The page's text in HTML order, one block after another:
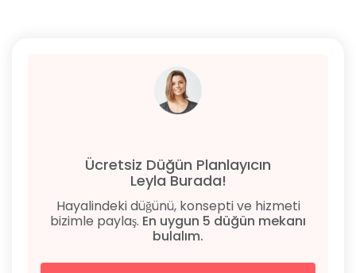
Ücretsiz Düğün Planlayıcın
Leyla Burada!
Hayalindeki düğünü, konsepti ve hizmeti
bizimle paylaş. En uygun 5 düğün mekanı
bulalım.